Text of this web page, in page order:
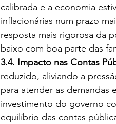
calibrada e a economia
inflacionárias num prazo
resposta mais rigorosa da
baixo com boa parte das
3.4. Impacto nas Contas
reduzido, aliviando a
para atender as demandas
investimento do governo
equilíbrio das contas